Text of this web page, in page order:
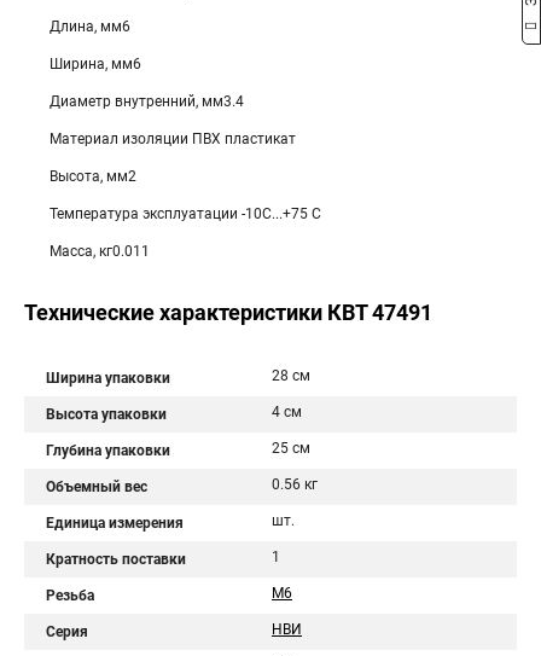
Длина, мм6
Ширина, мм6
Диаметр внутренний, мм3.4
Материал изоляции ПВХ пластикат
Высота, мм2
Температура эксплуатации -10С...+75 С
Масса, кг0.011
Технические характеристики КВТ 47491
Ширина упаковки 28 см
Высота упаковки 4 см
Глубина упаковки 25 см
Объемный вес 0.56 кг
Единица измерения шт.
Кратность поставки 1
Резьба М6
Серия НВИ